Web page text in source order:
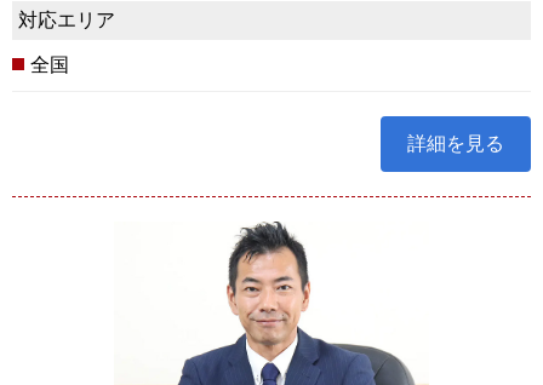
対応エリア
全国
詳細を見る